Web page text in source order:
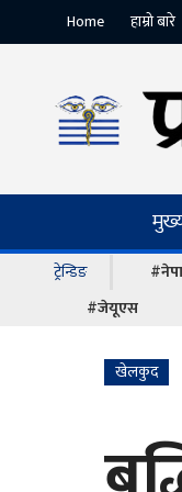
Home हाम्रो बारे
ट्रेन्डिङ
#जेयूएस
खेलकुद